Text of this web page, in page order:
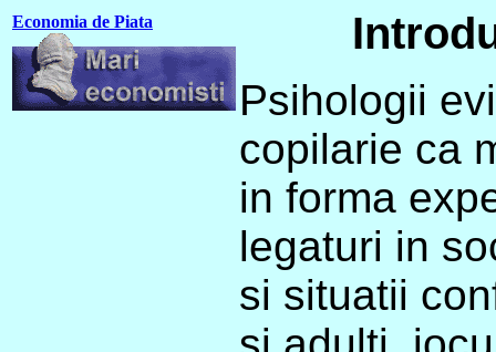
Economia de Piata
Psihologii
copilarie ca
in forma
legaturi in
si situatii